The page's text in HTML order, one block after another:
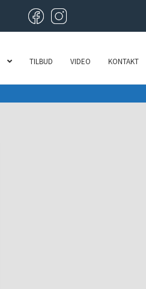
TILBUD VIDEO KONTAKT